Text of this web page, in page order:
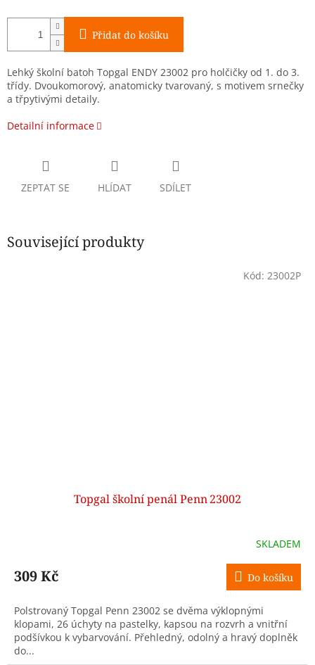
Přidat do košíku
Lehký školní batoh Topgal ENDY 23002 pro holčičky od 1. do 3.
třídy. Dvoukomorový, anatomicky tvarovaný, s motivem srnečky
a třpytivými detaily.
Detailní informace
ZEPTAT SE HLÍDAT SDÍLET
Související produkty
Topgal školní penál Penn 23002
SKLADEM
309 Kč Do košíku
Polstrovaný Topgal Penn 23002 se dvěma výklopnými
klopami, 26 úchyty na pastelky, kapsou na rozvrh a vnitřní
podšívkou k vybarvování. Přehledný, odolný a hravý doplněk
do...
Kód: 23002P